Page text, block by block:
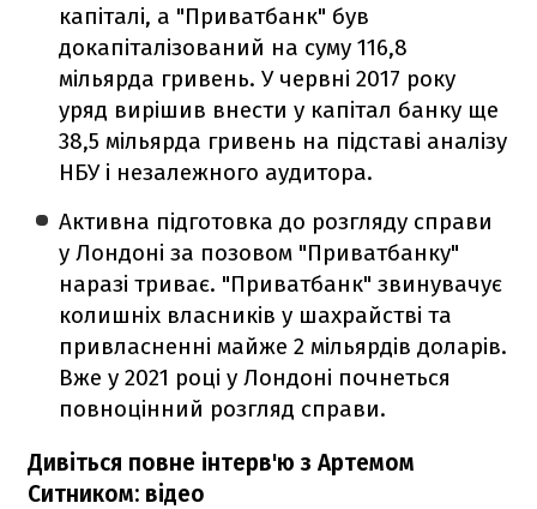
капіталі, а "Приватбанк" був
докапіталізований на суму 116,8
мільярда гривень. У червні 2017 року
уряд вирішив внести у капітал банку ще
38,5 мільярда гривень на підставі аналізу
НБУ і незалежного аудитора.
Активна підготовка до розгляду справи
у Лондоні за позовом "Приватбанку"
наразі триває. "Приватбанк" звинувачує
колишніх власників у шахрайстві та
привласненні майже 2 мільярдів доларів.
Вже у 2021 році у Лондоні почнеться
повноцінний розгляд справи.
Дивіться повне інтерв'ю з Артемом
Ситником: відео